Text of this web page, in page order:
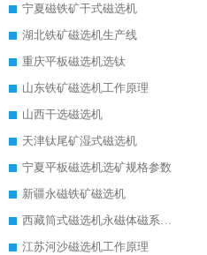
宁夏磁铁矿干式磁选机
湖北铁矿磁选机生产线
重庆平板磁选机选钛
山东铁矿磁选机工作原理
山西干选磁选机
天津钛尾矿湿式磁选机
宁夏平板磁选机选矿规格参数
新疆永磁铁矿磁选机
西藏筒式磁选机永磁体磁系设计
江苏河沙磁选机工作原理